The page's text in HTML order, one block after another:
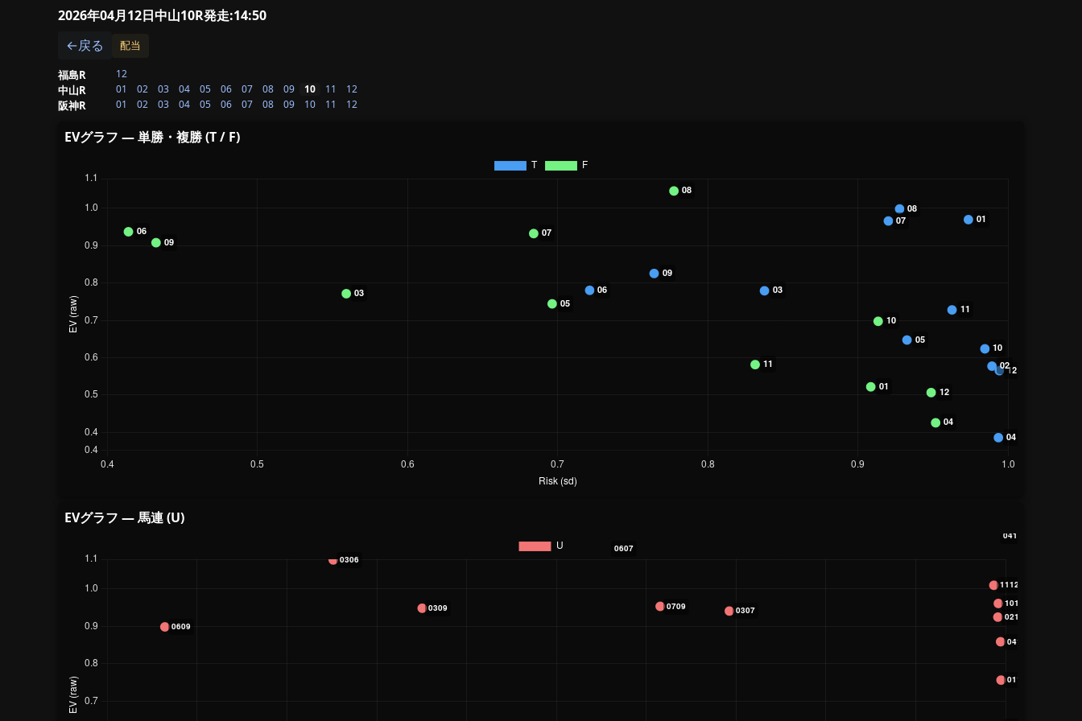
2026年04月12日中山10R発走:14:50
←戻る
配当
福島R 12
中山R 01 02 03 04 05 06 07 08 09 10 11 12
阪神R 01 02 03 04 05 06 07 08 09 10 11 12
EVグラフ — 単勝・複勝 (T / F)
EVグラフ — 馬連 (U)